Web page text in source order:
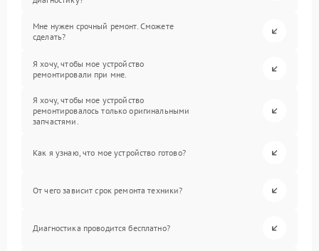
Мне нужен срочный ремонт. Сможете
сделать?
Я хочу, чтобы мое устройство
ремонтировали при мне.
Я хочу, чтобы мое устройство
ремонтировалось только оригинальными
запчастями.
Как я узнаю, что мое устройство готово?
От чего зависит срок ремонта техники?
Диагностика проводится бесплатно?